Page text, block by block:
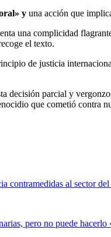
y una acción que
una complicidad
el texto.
de justicia
decisión parcial y
que cometió contra
contramedidas al sector
pero no puede hacerlo